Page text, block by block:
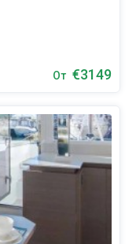
От €3149